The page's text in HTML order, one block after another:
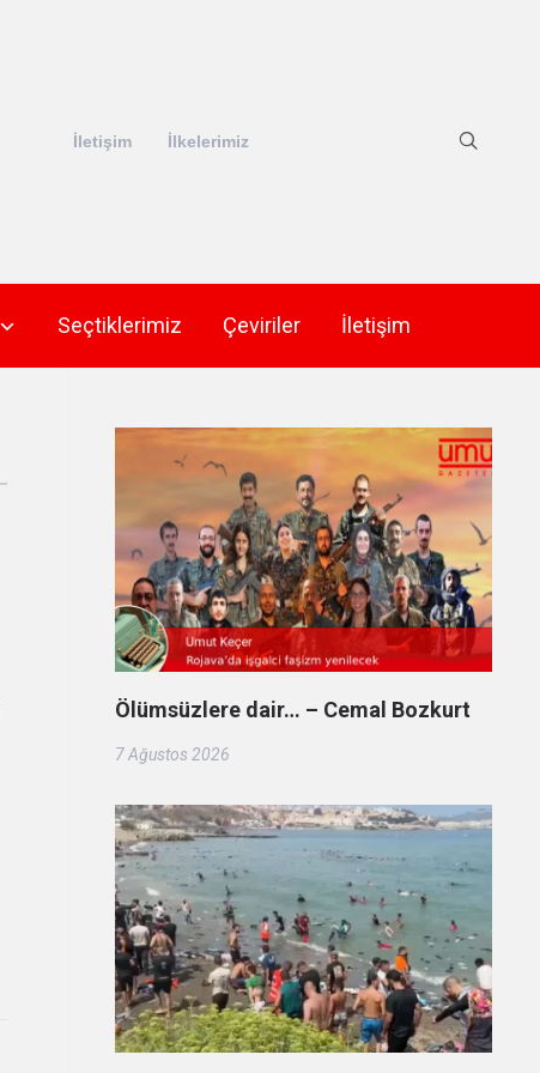
İletişim İlkelerimiz
Seçtiklerimiz Çeviriler İletişim
Ölümsüzlere dair… – Cemal Bozkurt
7 Ağustos 2026